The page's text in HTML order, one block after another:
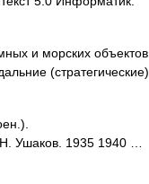
и морских объектов
(стратегические)
Ушаков. 1935 1940 …